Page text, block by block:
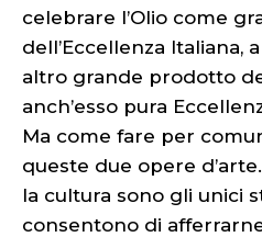
celebrare l’Olio come
dell’Eccellenza Italiana,
altro grande prodotto
anch’esso pura
Ma come fare per
queste due opere
la cultura sono gli unici
consentono di